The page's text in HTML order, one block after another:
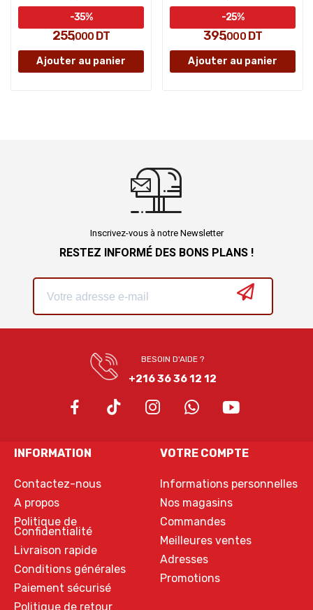
255,000 DT
-35%
Ajouter au panier
395,000DT
-25%
Ajouter au panier
Inscrivez-vous à notre Newsletter
RESTEZ INFORMÉ DES BONS PLANS !
BESOIN D'AIDE ?
+216 36 36 12 12
INFORMATION
Contactez-nous
A propos
Politique de
Confidentialité
Livraison rapide
Conditions générales
Paiement sécurisé
Politique de retour
VOTRE COMPTE
Informations personnelles
Nos magasins
Commandes
Meilleures ventes
Adresses
Promotions